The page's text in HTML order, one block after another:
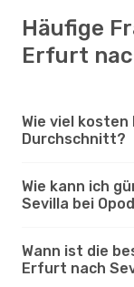
Häufige
Erfurt
Wie viel
Durchschnitt?
Wie kann ich
Sevilla bei
Wann ist die
Erfurt nach